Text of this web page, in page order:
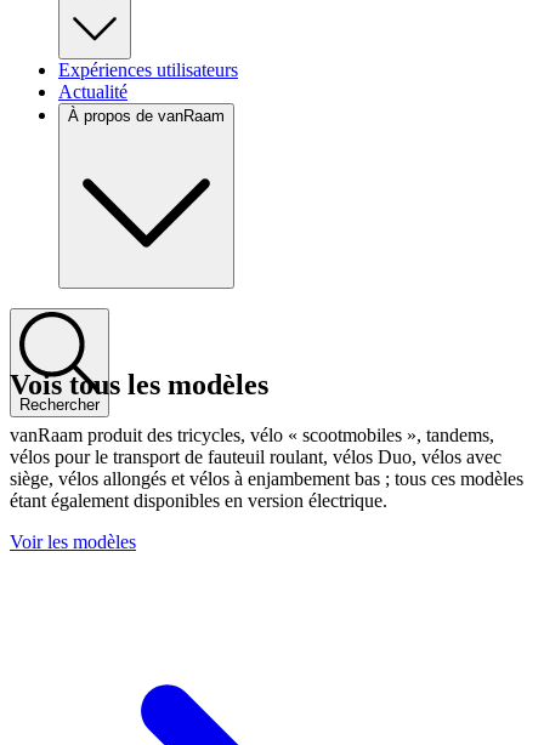
Expériences utilisateurs
Actualité
À propos de vanRaam
Rechercher
Vois tous les modèles
vanRaam produit des tricycles, vélo « scootmobiles », tandems,
vélos pour le transport de fauteuil roulant, vélos Duo, vélos avec
siège, vélos allongés et vélos à enjambement bas ; tous ces modèles
étant également disponibles en version électrique.
Voir les modèles